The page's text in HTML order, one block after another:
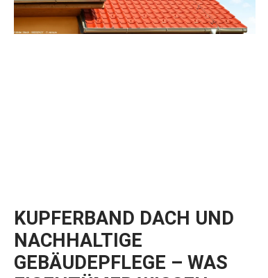
KUPFERBAND DACH UND
NACHHALTIGE
GEBÄUDEPFLEGE – WAS